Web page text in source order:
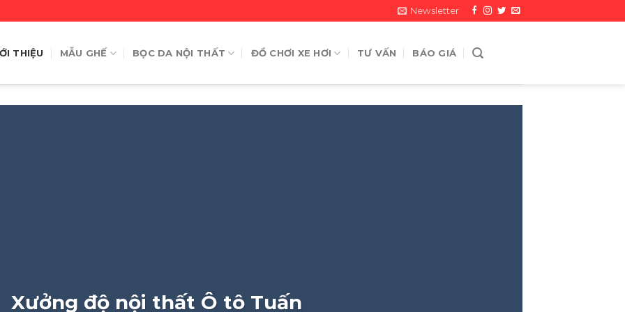
Newsletter
THIỆU MẪU GHẾ BỌC DA NỘI THẤT ĐỒ CHƠI XE HƠI TƯ VẤN BÁO GIÁ
Xưởng độ nội thất Ô tô Tuấn